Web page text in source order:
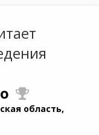
область,